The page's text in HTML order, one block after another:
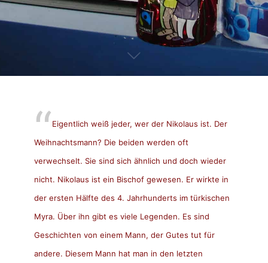
Eigentlich weiß jeder, wer der Nikolaus ist. Der
Weihnachtsmann? Die beiden werden oft
verwechselt. Sie sind sich ähnlich und doch wieder
nicht. Nikolaus ist ein Bischof gewesen. Er wirkte in
der ersten Hälfte des 4. Jahrhunderts im türkischen
Myra. Über ihn gibt es viele Legenden. Es sind
Geschichten von einem Mann, der Gutes tut für
andere. Diesem Mann hat man in den letzten